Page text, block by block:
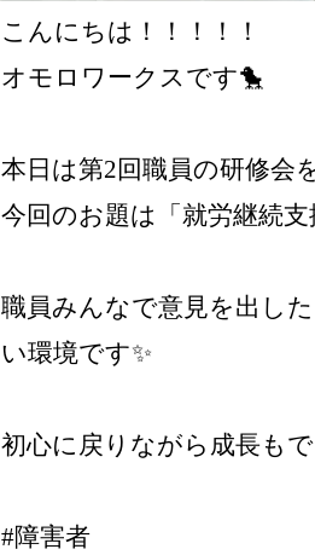
こんにちは！！！！！
オモロワークスです🐤
本日は第2回職員の研修
今回のお題は「就労継続
職員みんなで意見を出し
い環境です✨
初心に戻りながら成長も
#障害者